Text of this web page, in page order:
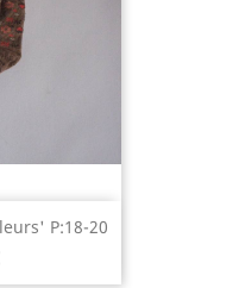
P:18-20